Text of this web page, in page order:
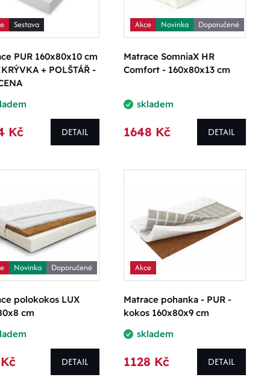
Sestava
PUR 160x80x10 cm
+ POLŠTÁŘ -
Kč DETAIL
Akce Novinka Doporučené
Matrace SomniaX HR
Comfort - 160x80x13 cm
skladem
1648 Kč DETAIL
Novinka Doporučené
polokokos LUX
cm
DETAIL
Akce
Matrace pohanka - PUR -
kokos 160x80x9 cm
skladem
1128 Kč DETAIL